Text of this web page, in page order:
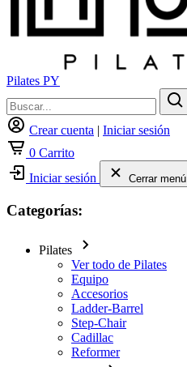
Pilates PY
Crear cuenta | Iniciar sesión
0 Carrito
Iniciar sesión
Cerrar menú
Categorías:
Pilates
Ver todo de Pilates
Equipo
Accesorios
Ladder-Barrel
Step-Chair
Cadillac
Reformer